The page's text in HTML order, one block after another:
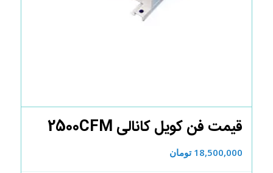
قیمت فن کویل کانالی 2500CFM
18,500,000 تومان